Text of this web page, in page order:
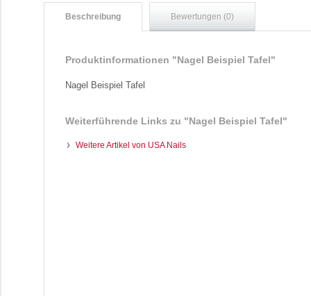
Beschreibung Bewertungen (0)
Produktinformationen "Nagel Beispiel Tafel"
Nagel Beispiel Tafel
Weiterführende Links zu "Nagel Beispiel Tafel"
Weitere Artikel von USA Nails